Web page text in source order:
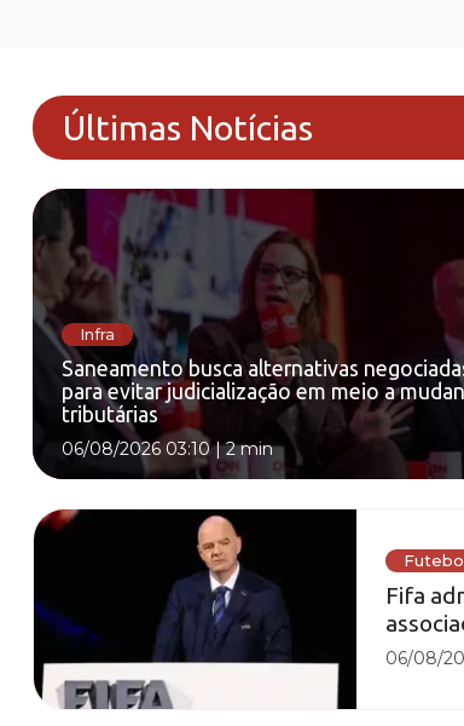
Últimas Notícias
Infra
Saneamento busca alternativas
para evitar judicialização em meio a
tributárias
06/08/2026 03:10|2 min
Fifa
06/08/